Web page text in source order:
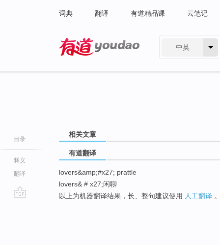
词典 翻译 有道精品课 云笔记
中英
目录
释义
翻译
相关文章
有道翻译
lovers&amp;#x27; prattle
lovers& # x27;闲聊
以上为机器翻译结果，长、整句建议使用 人工翻译